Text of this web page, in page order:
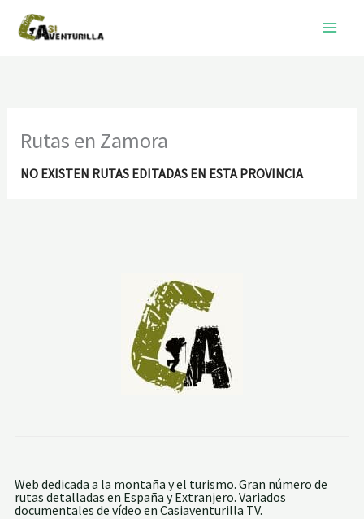
contenido
Rutas en Zamora
NO EXISTEN RUTAS EDITADAS EN ESTA PROVINCIA
Web dedicada a la montaña y el turismo. Gran número de
rutas detalladas en España y Extranjero. Variados
documentales de vídeo en Casiaventurilla TV.